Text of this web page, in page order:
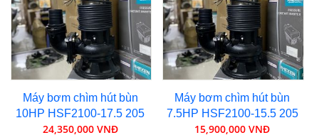
Máy bơm chìm hút bùn
10HP HSF2100-17.5 205
24,350,000 VNĐ
Máy bơm chìm hút bùn
7.5HP HSF2100-15.5 205
15,900,000 VNĐ